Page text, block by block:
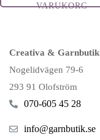
VARUKORG
Creativa & Garnbutik
Nogelidvägen 79-6
293 91 Olofström
070-605 45 28
info@garnbutik.se